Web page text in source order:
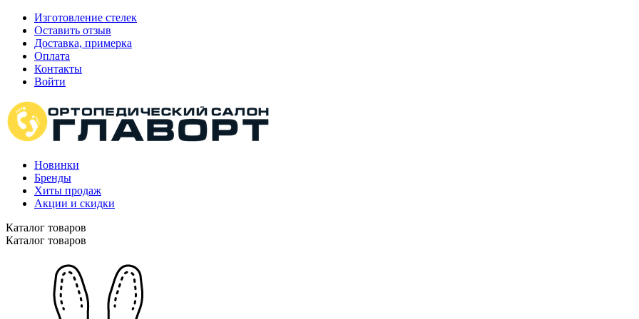
Изготовление стелек
Оставить отзыв
Доставка, примерка
Оплата
Контакты
Войти
Новинки
Бренды
Хиты продаж
Акции и скидки
Каталог товаров
Каталог товаров